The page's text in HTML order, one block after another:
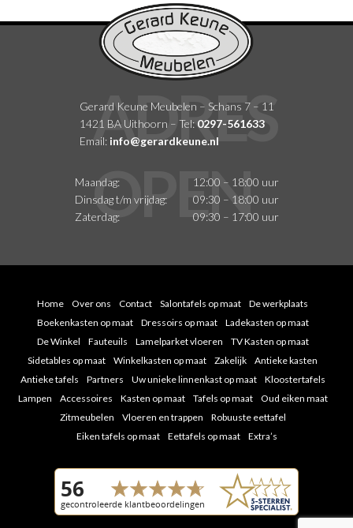
Gerard Keune Meubelen – Schans 7 – 11
1421 BA Uithoorn – Tel: 0297-561633
Email: info@gerardkeune.nl
Maandag:
12:00 – 18:00 uur
Dinsdag t/m vrijdag:
09:30 – 18:00 uur
Zaterdag:
09:30 – 17:00 uur
Home Over ons Contact Salontafels op maat
De werkplaats
Boekenkasten op maat
Dressoirs op maat
Ladekasten op maat
De Winkel
Fauteuils Lamelparket vloeren
TV Kasten op maat
Sidetables op maat
Winkelkasten op maat Zakelijk
Antieke kasten
Antieke tafels
Partners Uw unieke linnenkast op maat
Kloostertafels
Lampen
Accessoires Kasten op maat Tafels op maat
Oud eiken maat
Zitmeubelen
Vloeren en trappen
Robuuste eettafel
Eiken tafels op maat
Eettafels op maat Extra’s